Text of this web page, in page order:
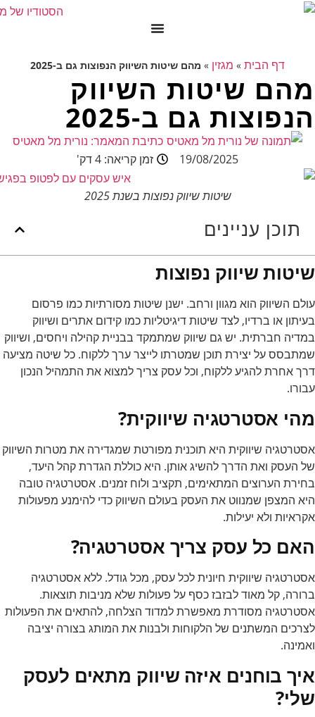
דף הבית » מגזין » מהם שיטות השיווק הנפוצות גם ב-2025
מהם שיטות השיווק
הנפוצות גם ב-2025
כתיבת המאמר: נורית מל מאטיס
19/08/2025
זמן קריאה: 4 דק'
שיטות שיווק נפוצות בשנת 2025
תוכן עניינים
שיטות שיווק נפוצות
עולם השיווק הוא מגוון ורחב. ישנן שיטות מסורתיות כמו פרסום
בעיתון או ברדיו, לצד שיטות דיגיטליות כמו קידום אתרים ושיווק
במדיה חברתית. יש גם שיווק שמתמקד בבניית קהילה ויחסים, ושיווק
שמתבסס על יצירת תוכן שמטרתו לייצר ערך ללקוח. כל שיטה מציעה
דרך אחרת להגיע ללקוח, וכל עסק צריך למצוא את התמהיל הנכון
עבורו.
מהי אסטרטגיה שיווקית?
אסטרטגיה שיווקית היא תוכנית מפורטת שמגדירה את מטרות השיווק
של העסק ואת הדרך להשיג אותן. היא כוללת הגדרת קהל היעד,
בחירת הערוצים המתאימים, תקציב ולוח זמנים. אסטרטגיה טובה
היא המצפן שמנווט את העסק בעולם השיווק כדי להימנע מפעולות
אקראיות ולא יעילות.
האם כל עסק צריך אסטרטגיה?
אסטרטגיה שיווקית חיונית לכל עסק, מכל גודל. ללא אסטרטגיה
ברורה, קל מאוד לבזבז כסף על פעולות שלא מניבות תוצאות.
אסטרטגיה מסודרת מאפשרת למדוד הצלחה, להתאים את הפעולות
לצרכים המשתנים של הלקוחות ולבנות את המותג בצורה יציבה
ואמינה.
איך בוחנים איזה שיווק מתאים לעסק
שלי?